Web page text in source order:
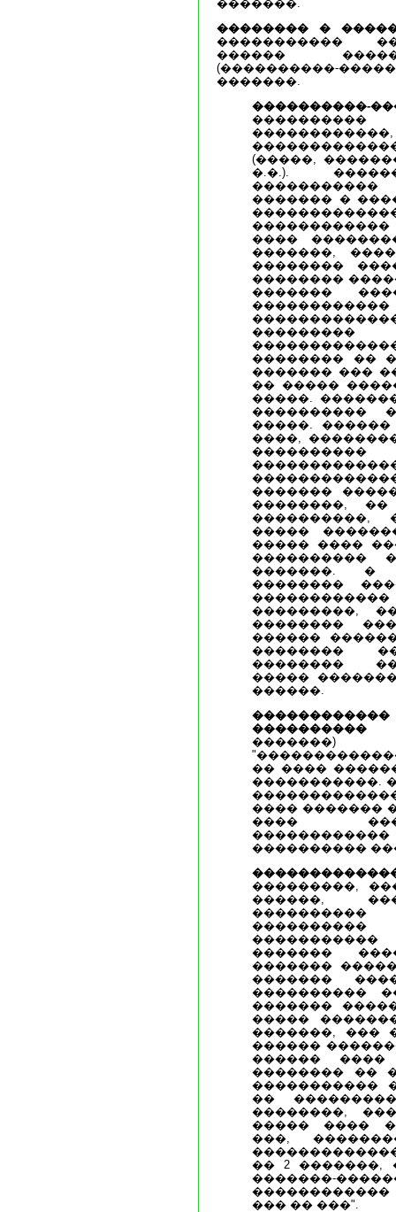
�������.
�������� �
�����������
������
(����������-
�������.
����������
(�����,
�.�.).
������� �
����
�������,
��������
��������
�������
�������� ��
������� ���
�� �����
�����.
����������
�����.
����,
�������
��������,
����������,
�����
����� ����
����������
�������. �
��������
���������,
��������
������
��������
��������
�����
������.
����������
�������)
�� ����
�����������.
���� �������
����
����������
���������,
������,
�������
�������
�������
����������
�������
�����
�������, ���
������
������
�������� ��
�����������
��
��������,
����� ����
���,
�� 2 �������,
�������-
������������
��� �� ���".